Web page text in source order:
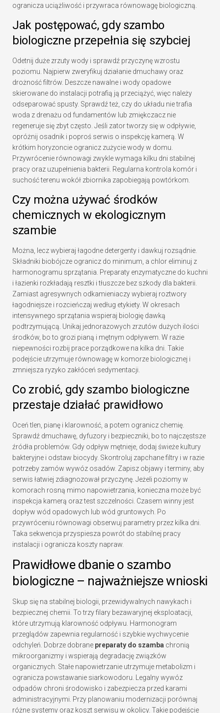
ogranicza uciążliwość i przywraca równowagę biologiczną.
Jak postępować, gdy szambo
biologiczne przepełnia się szybciej
Odetnij duże zrzuty wody i sprawdź przyczynę wzrostu
poziomu. Najpierw zweryfikuj działanie dmuchawy oraz
drożność filtrów. Deszcze nawalne i wody opadowe
skierowane do instalacji potrafią ją przeciążyć, więc należy
odseparować spusty. Sprawdź też, czy do układu nie trafia
woda z drenażu od fundamentów lub zmiękczacz nie
regeneruje się zbyt często. Jeśli zator tworzy się w odpływie,
opróżnij osadnik i poproś serwis o inspekcję kamerą. W
krótkim horyzoncie ogranicz zużycie wody w domu.
Przywrócenie równowagi zwykle wymaga kilku dni stabilnej
pracy oraz uzupełnienia bakterii. Regularna kontrola komór i
suchość terenu wokół zbiornika zapobiegają powtórkom.
Czy można używać środków
chemicznych w ekologicznym
szambie
Można, lecz wybieraj łagodne detergenty i dawkuj rozsądnie.
Składniki biobójcze ogranicz do minimum, a chlor eliminuj z
harmonogramu sprzątania. Preparaty enzymatyczne do kuchni
i łazienki rozkładają resztki i tłuszcze bez szkody dla bakterii.
Zamiast agresywnych odkamieniaczy wybieraj roztwory
łagodniejsze i rozcieńczaj według etykiety. W okresach
intensywnego sprzątania wspieraj biologię dawką
podtrzymującą. Unikaj jednorazowych zrzutów dużych ilości
środków, bo to grozi pianą i mętnym odpływem. W razie
niepewności rozbij prace porządkowe na kilka dni. Takie
podejście utrzymuje równowagę w komorze biologicznej i
zmniejsza ryzyko zakłóceń sedymentacji.
Co zrobić, gdy szambo biologiczne
przestaje działać prawidłowo
Oceń tlen, pianę i klarowność, a potem ogranicz chemię.
Sprawdź dmuchawę, dyfuzory i bezpieczniki, bo to najczęstsze
źródła problemów. Gdy odpływ mętnieje, dodaj świeże kultury
bakteryjne i odstaw biocydy. Skontroluj zapchane filtry i w razie
potrzeby zamów wywóz osadów. Zapisz objawy i terminy, aby
serwis łatwiej zdiagnozował przyczynę. Jeżeli poziomy w
komorach rosną mimo napowietrzania, konieczna może być
inspekcja kamerą oraz test szczelności. Czasem winny jest
dopływ wód opadowych lub wód gruntowych. Po
przywróceniu równowagi obserwuj parametry przez kilka dni.
Taka sekwencja przyspiesza powrót do stabilnej pracy
instalacji i ogranicza koszty napraw.
Prawidłowe dbanie o szambo
biologiczne – najważniejsze wnioski
Skup się na stabilnej biologii, przewidywalnych nawykach i
bezpiecznej chemii. To trzy filary bezawaryjnej eksploatacji,
które utrzymują klarowność odpływu. Harmonogram
przeglądów zapewnia regularność i szybkie wychwycenie
odchyleń. Dobrze dobrane preparaty do szamba chronią
mikroorganizmy i wspierają degradację związków
organicznych. Stałe napowietrzanie utrzymuje metabolizm i
ogranicza powstawanie siarkowodoru. Legalny wywóz
odpadów chroni środowisko i zabezpiecza przed karami
administracyjnymi. Przy planowaniu modernizacji porównaj
różne systemy oraz koszt serwisu w okolicy. Takie podejście